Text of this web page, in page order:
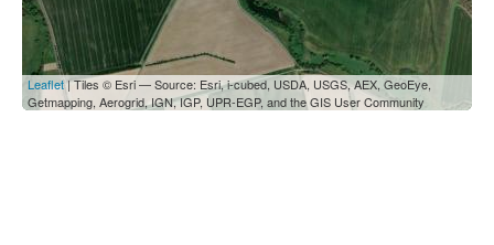
Leaflet| Tiles © Esri — Source: Esri, i-cubed, USDA, USGS, AEX, GeoEye,
Getmapping, Aerogrid, IGN, IGP, UPR-EGP, and the GIS User Community